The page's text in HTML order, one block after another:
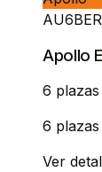
Apollo
6 plazas
6
Ver